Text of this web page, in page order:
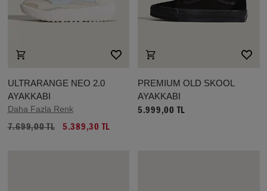
ULTRARANGE NEO 2.0
AYAKKABI
Daha Fazla Renk
7.699,00 TL 5.389,30 TL
PREMIUM OLD SKOOL
AYAKKABI
5.999,00 TL